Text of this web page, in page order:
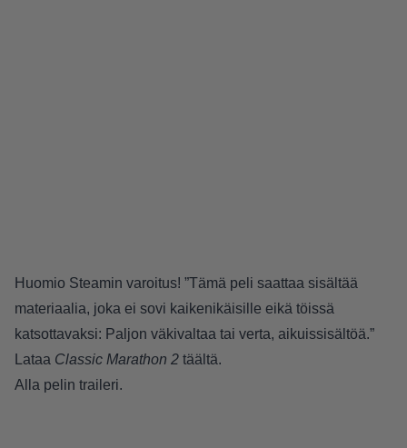
Huomio Steamin varoitus! ”Tämä peli saattaa sisältää
materiaalia, joka ei sovi kaikenikäisille eikä töissä
katsottavaksi: Paljon väkivaltaa tai verta, aikuissisältöä.”
Lataa Classic Marathon 2 täältä.
Alla pelin traileri.